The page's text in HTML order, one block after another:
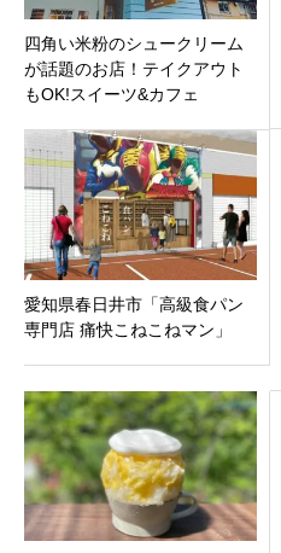
四角い米粉のシュークリーム
が話題のお店！テイクアウト
もOK!スイーツ&カフェ
区新潟駅南口近くに4月18日オ
ープン
愛知県春日井市「高級食パン
専門店 痛快こねこねマン」